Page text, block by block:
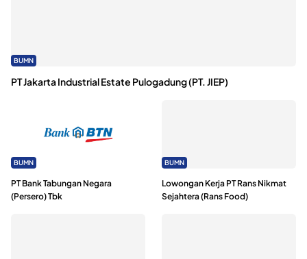
BUMN
PT Jakarta Industrial Estate Pulogadung (PT. JIEP)
BUMN
PT Bank Tabungan Negara
(Persero) Tbk
BUMN
Lowongan Kerja PT Rans Nikmat
Sejahtera (Rans Food)